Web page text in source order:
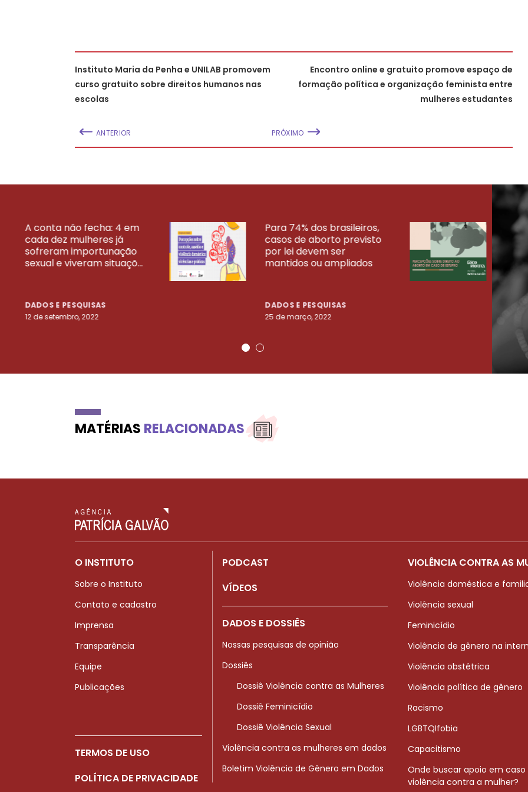
Instituto Maria da Penha e UNILAB promovem
curso gratuito sobre direitos humanos nas
escolas
ANTERIOR
Encontro online e gratuito promove espaço de
formação política e organização feminista entre
mulheres estudantes
PRÓXIMO
A conta não fecha: 4 em
cada dez mulheres já
sofreram importunação
sexual e viveram situaçõ...
DADOS E PESQUISAS
12 de setembro, 2022
Para 74% dos brasileiros,
casos de aborto previsto
por lei devem ser
mantidos ou ampliados
DADOS E PESQUISAS
25 de março, 2022
23
VEJA MAIS PESQUISAS
MATÉRIAS RELACIONADAS
O INSTITUTO
Sobre o Instituto
Contato e cadastro
Imprensa
Transparência
Equipe
Publicações
TERMOS DE USO
POLÍTICA DE PRIVACIDADE
PODCAST
VÍDEOS
DADOS E DOSSIÊS
Nossas pesquisas de opinião
Dossiês
Dossiê Violência contra as Mulheres
Dossiê Feminicídio
Dossiê Violência Sexual
Violência contra as mulheres em dados
Boletim Violência de Gênero em Dados
VIOLÊNCIA CONTRA AS
Violência doméstica e
Violência sexual
Feminicídio
Violência de gênero na
Violência obstétrica
Violência política de gênero
Racismo
LGBTQIfobia
Capacitismo
Onde buscar apoio em caso
violência contra a mulher?